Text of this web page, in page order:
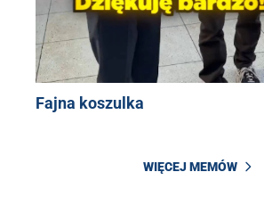
Fajna koszulka
WIĘCEJ MEMÓW